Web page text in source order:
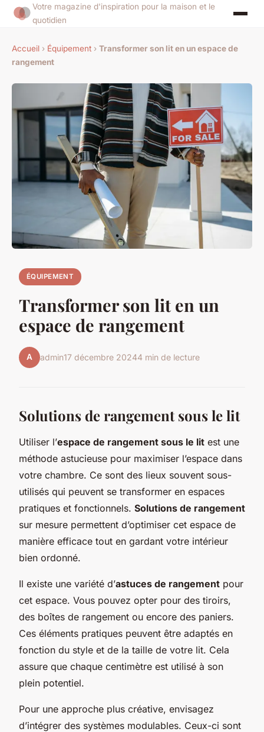
Votre magazine d'inspiration pour la maison et le
quotidien
Accueil › Équipement › Transformer son lit en un espace de
rangement
ÉQUIPEMENT
Transformer son lit en un
espace de rangement
A admin17 décembre 20244 min de lecture
Solutions de rangement sous le lit
Utiliser l’espace de rangement sous le lit est une
méthode astucieuse pour maximiser l’espace dans
votre chambre. Ce sont des lieux souvent sous-
utilisés qui peuvent se transformer en espaces
pratiques et fonctionnels. Solutions de rangement
sur mesure permettent d’optimiser cet espace de
manière efficace tout en gardant votre intérieur
bien ordonné.
Il existe une variété d’astuces de rangement pour
cet espace. Vous pouvez opter pour des tiroirs,
des boîtes de rangement ou encore des paniers.
Ces éléments pratiques peuvent être adaptés en
fonction du style et de la taille de votre lit. Cela
assure que chaque centimètre est utilisé à son
plein potentiel.
Pour une approche plus créative, envisagez
d’intégrer des systèmes modulables. Ceux-ci sont